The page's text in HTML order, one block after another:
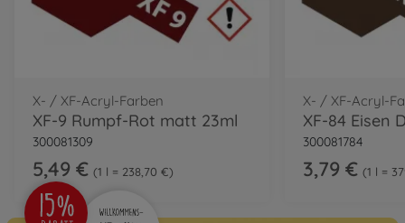
X- / XF-Acryl-Farben
XF-9 Rumpf-Rot matt 23ml
300081309
5,49 € 1 l = 238,70 €
X- / XF-Acryl-
300081784
3,79 € 1 l =